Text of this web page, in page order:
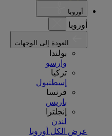
أوروبا
أوروبا
بولندا
وارسو
تركيا
إسطنبول
فرنسا
باريس
إنجلترا
لندن
عرض الكل أوروبا